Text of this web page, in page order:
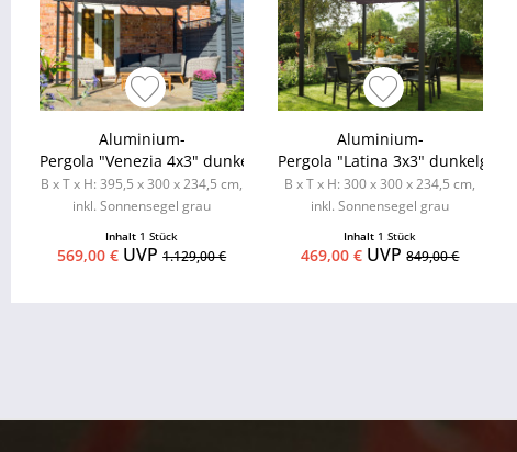
Aluminium-
Pergola "Venezia 4x3" dunkelgrau
B x T x H: 395,5 x 300 x 234,5 cm,
inkl. Sonnensegel grau
Inhalt 1 Stück
569,00 € UVP1.129,00 €
Aluminium-
Pergola "Latina 3x3" dunkelgrau
B x T x H: 300 x 300 x 234,5 cm,
inkl. Sonnensegel grau
Inhalt 1 Stück
469,00 € UVP849,00 €